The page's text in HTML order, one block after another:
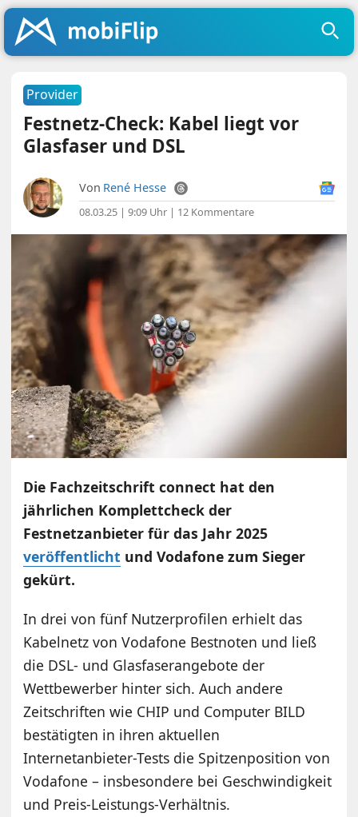
Provider
Festnetz-Check: Kabel liegt vor
Glasfaser und DSL
Von René Hesse
08.03.25 | 9:09 Uhr | 12 Kommentare
Die Fachzeitschrift connect hat den
jährlichen Komplettcheck der
Festnetzanbieter für das Jahr 2025
veröffentlicht und Vodafone zum Sieger
gekürt.
In drei von fünf Nutzerprofilen erhielt das
Kabelnetz von Vodafone Bestnoten und ließ
die DSL- und Glasfaserangebote der
Wettbewerber hinter sich. Auch andere
Zeitschriften wie CHIP und Computer BILD
bestätigten in ihren aktuellen
Internetanbieter-Tests die Spitzenposition von
Vodafone – insbesondere bei Geschwindigkeit
und Preis-Leistungs-Verhältnis.